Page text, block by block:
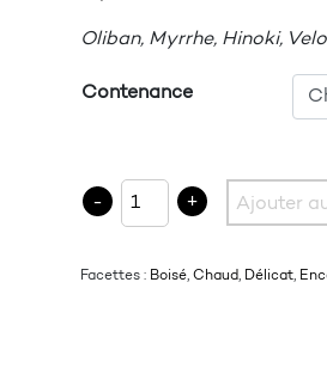
Oliban, Myrrhe, Hinoki,
Contenance
quantité de 20.2 ÉGLISE DE
- + Ajouter
Facettes : Boisé, Chaud, Délicat,